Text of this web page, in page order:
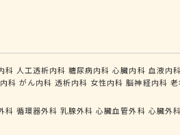
科 人工透析内科 糖尿病内科 心臓内科 血液内科
科 がん内科 透析内科 女性内科 脳神経内科
科 循環器外科 乳腺外科 心臓血管外科 心臓外科